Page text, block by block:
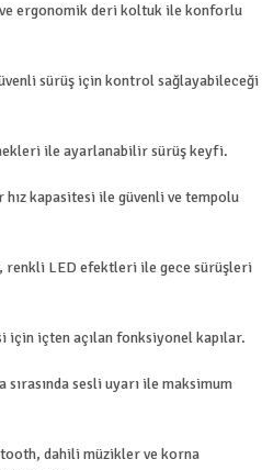
ergonomik deri koltuk ile konforlu
sürüş için kontrol sağlayabileceği
ile ayarlanabilir sürüş keyfi.
hız kapasitesi ile güvenli ve tempolu
renkli LED efektleri ile gece sürüşleri
için içten açılan fonksiyonel kapılar.
sırasında sesli uyarı ile maksimum
dahili müzikler ve korna